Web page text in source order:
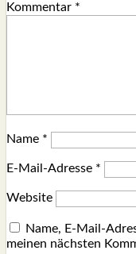
Kommentar *
Name *
E-Mail-Adresse *
Website
Name, E-Mail-
meinen nächsten